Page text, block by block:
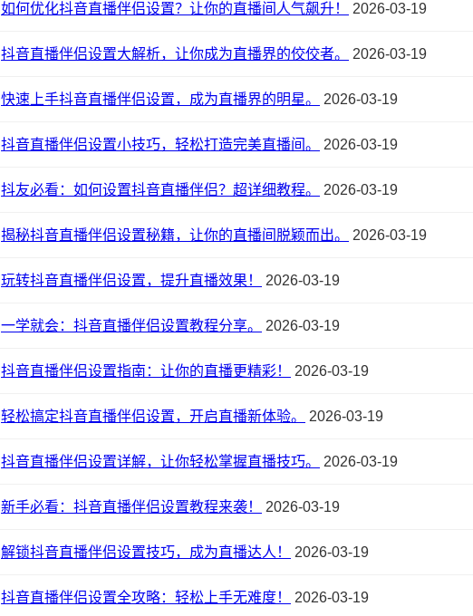
如何优化抖音直播伴侣设置？让你的直播间人气飙升！ 2026-03-19
抖音直播伴侣设置大解析，让你成为直播界的佼佼者。 2026-03-19
快速上手抖音直播伴侣设置，成为直播界的明星。 2026-03-19
抖音直播伴侣设置小技巧，轻松打造完美直播间。 2026-03-19
抖友必看：如何设置抖音直播伴侣？超详细教程。 2026-03-19
揭秘抖音直播伴侣设置秘籍，让你的直播间脱颖而出。 2026-03-19
玩转抖音直播伴侣设置，提升直播效果！ 2026-03-19
一学就会：抖音直播伴侣设置教程分享。 2026-03-19
抖音直播伴侣设置指南：让你的直播更精彩！ 2026-03-19
轻松搞定抖音直播伴侣设置，开启直播新体验。 2026-03-19
抖音直播伴侣设置详解，让你轻松掌握直播技巧。 2026-03-19
新手必看：抖音直播伴侣设置教程来袭！ 2026-03-19
解锁抖音直播伴侣设置技巧，成为直播达人！ 2026-03-19
抖音直播伴侣设置全攻略：轻松上手无难度！ 2026-03-19